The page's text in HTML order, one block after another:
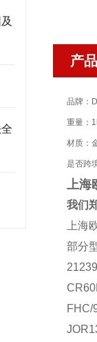
产
品牌：
重量：
材质：
是否跨
上海
我们
上海
部分
FHC/